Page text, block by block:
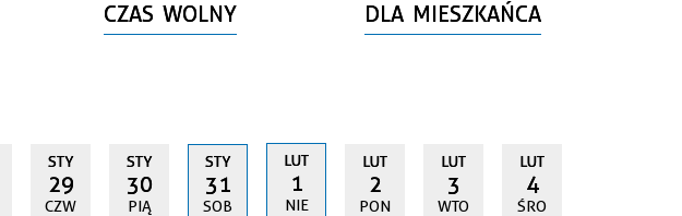
CZAS WOLNY DLA MIESZKAŃCA
STY
29
CZW
STY
30
PIĄ
STY
31
SOB
LUT
1
NIE
LUT
2
PON
LUT
3
WTO
LUT
4
ŚRO